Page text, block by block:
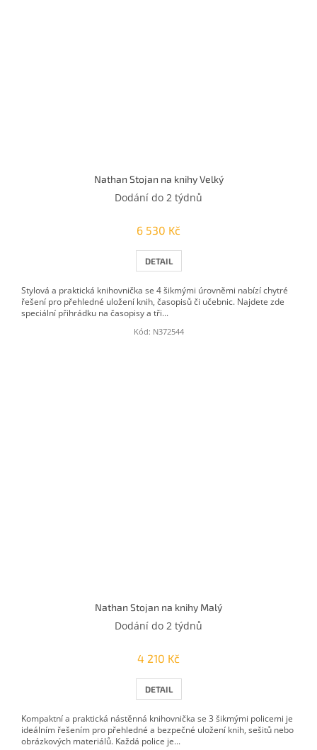
Nathan Stojan na knihy Velký
Dodání do 2 týdnů
6 530 Kč
DETAIL
Stylová a praktická knihovnička se 4 šikmými úrovněmi nabízí chytré
řešení pro přehledné uložení knih, časopisů či učebnic. Najdete zde
speciální přihrádku na časopisy a tři...
Kód: N372544
Nathan Stojan na knihy Malý
Dodání do 2 týdnů
4 210 Kč
DETAIL
Kompaktní a praktická nástěnná knihovnička se 3 šikmými policemi je
ideálním řešením pro přehledné a bezpečné uložení knih, sešitů nebo
obrázkových materiálů. Každá police je...